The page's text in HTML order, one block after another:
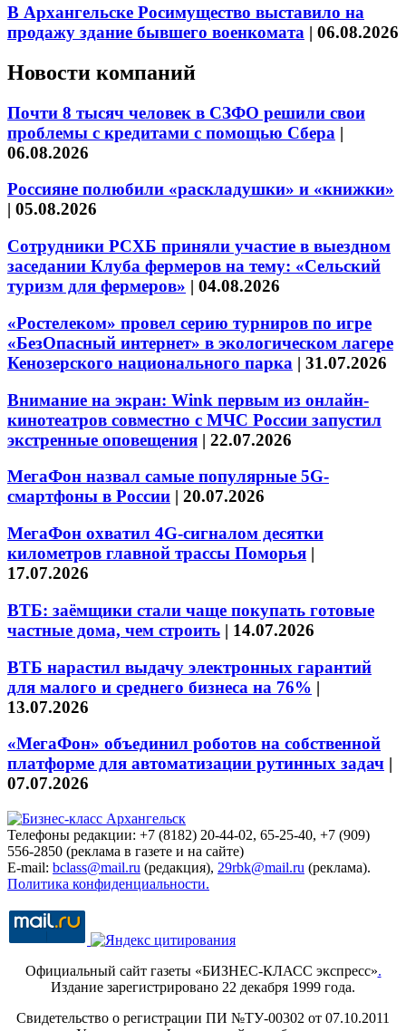
В Архангельске Росимущество выставило на
продажу здание бывшего военкомата | 06.08.2026
Новости компаний
Почти 8 тысяч человек в СЗФО решили свои
проблемы с кредитами с помощью Сбера |
06.08.2026
Россияне полюбили «раскладушки» и «книжки»
| 05.08.2026
Сотрудники РСХБ приняли участие в выездном
заседании Клуба фермеров на тему: «Сельский
туризм для фермеров» | 04.08.2026
«Ростелеком» провел серию турниров по игре
«БезОпасный интернет» в экологическом лагере
Кенозерского национального парка | 31.07.2026
Внимание на экран: Wink первым из онлайн-
кинотеатров совместно с МЧС России запустил
экстренные оповещения | 22.07.2026
МегаФон назвал самые популярные 5G-
смартфоны в России | 20.07.2026
МегаФон охватил 4G-сигналом десятки
километров главной трассы Поморья |
17.07.2026
ВТБ: заёмщики стали чаще покупать готовые
частные дома, чем строить | 14.07.2026
ВТБ нарастил выдачу электронных гарантий
для малого и среднего бизнеса на 76% |
13.07.2026
«МегаФон» объединил роботов на собственной
платформе для автоматизации рутинных задач |
07.07.2026
Телефоны редакции: +7 (8182) 20-44-02, 65-25-40, +7 (909)
556-2850 (реклама в газете и на сайте)
E-mail: bclass@mail.ru (редакция), 29rbk@mail.ru (реклама).
Политика конфиденциальности.
Официальный сайт газеты «БИЗНЕС-КЛАСС экспресс».
Издание зарегистрировано 22 декабря 1999 года.
Свидетельство о регистрации ПИ №ТУ-00302 от 07.10.2011